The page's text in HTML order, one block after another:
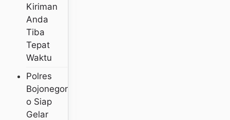
Kiriman
Anda
Tiba
Tepat
Waktu
Polres
Bojonegor
O Siap
Gelar